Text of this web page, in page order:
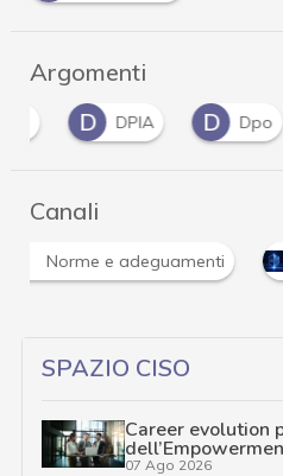
Argomenti
DPIA Dpo
Canali
Norme e adeguamenti
SPAZIO CISO
Career evolution
07 Ago 2026